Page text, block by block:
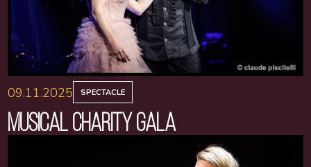
09.11.2025 SPECTACLE
MUSICAL CHARITY GALA